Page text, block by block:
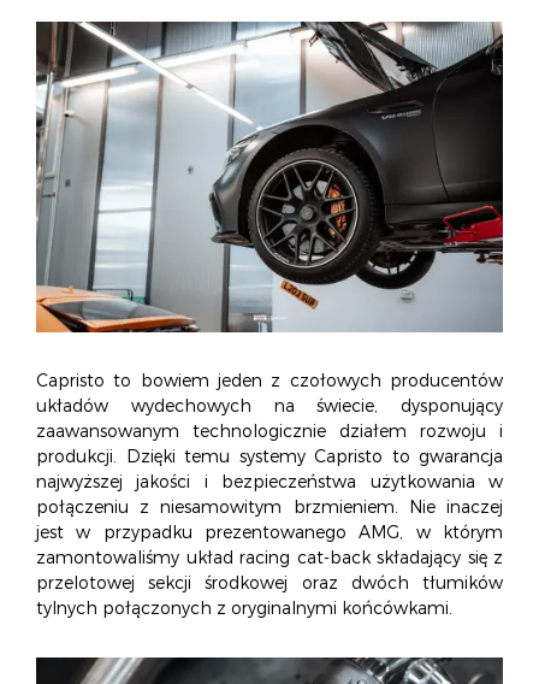
Capristo to bowiem jeden z czołowych producentów
układów wydechowych na świecie, dysponujący
zaawansowanym technologicznie działem rozwoju i
produkcji. Dzięki temu systemy Capristo to gwarancja
najwyższej jakości i bezpieczeństwa użytkowania w
połączeniu z niesamowitym brzmieniem. Nie inaczej
jest w przypadku prezentowanego AMG, w którym
zamontowaliśmy układ racing cat-back składający się z
przelotowej sekcji środkowej oraz dwóch tłumików
tylnych połączonych z oryginalnymi końcówkami.